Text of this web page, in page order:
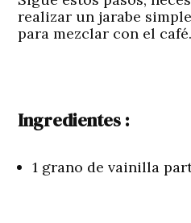
realizar un jarabe
para mezclar con el café.
Ingredientes :
1 grano de vainilla